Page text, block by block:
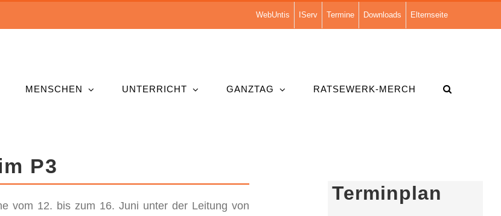
WebUntis IServ Termine Downloads Elternseite
MENSCHEN UNTERRICHT GANZTAG RATSEWERK-MERCH
P3
vom 12. bis zum 16. Juni unter der Leitung von
Terminplan